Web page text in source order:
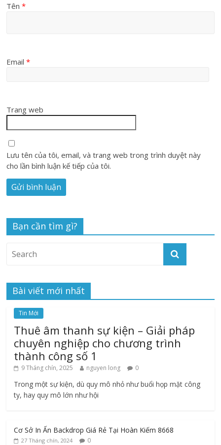
Tên*
Email*
Trang web
Lưu tên của tôi, email, và trang web trong trình duyệt này
cho lần bình luận kế tiếp của tôi.
Bạn cần tìm gì?
Bài viết mới nhất
Tin Mới
Thuê âm thanh sự kiện – Giải pháp
chuyên nghiệp cho chương trình
thành công số 1
9 Tháng chín, 2025 nguyen long 0
Trong một sự kiện, dù quy mô nhỏ như buổi họp mặt công
ty, hay quy mô lớn như hội
Cơ Sở In Ấn Backdrop Giá Rẻ Tại Hoàn Kiếm 8668
27 Tháng chín, 2024 0